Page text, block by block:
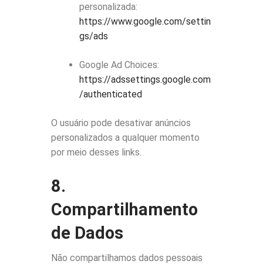
personalizada:
https://www.google.com/settin
gs/ads
Google Ad Choices:
https://adssettings.google.com
/authenticated
O usuário pode desativar anúncios
personalizados a qualquer momento
por meio desses links.
8.
Compartilhamento
de Dados
Não compartilhamos dados pessoais